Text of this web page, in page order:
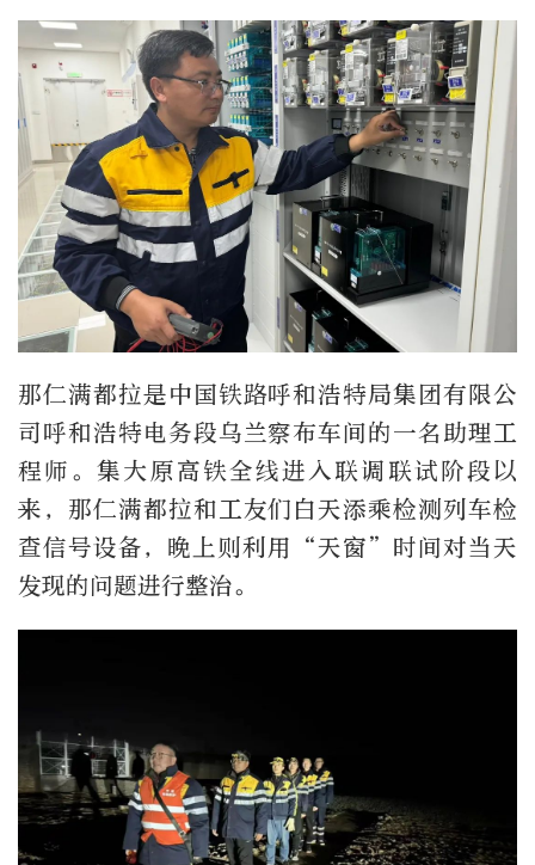
那仁满都拉是中国铁路呼和浩特局集团有限公
司呼和浩特电务段乌兰察布车间的一名助理工
程师。集大原高铁全线进入联调联试阶段以
来，那仁满都拉和工友们白天添乘检测列车检
查信号设备，晚上则利用“天窗”时间对当天
发现的问题进行整治。